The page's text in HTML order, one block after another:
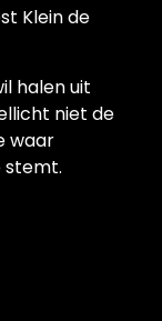
Klein de
halen uit
niet de
waar
stemt.